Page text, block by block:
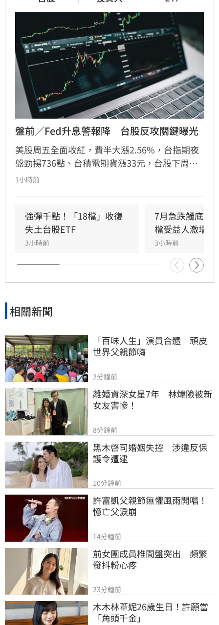
盤前／Fed升息警報降　台股反攻關鍵曝光
美股周五全面收紅，費半大漲2.56%，台指期夜
盤勁揚736點、台積電期貨漲33元，台股下周一
（10日）反攻氣勢升溫。美股4大指數全面收
幅0.62%，收7,757.64點，再創歷史新高；那斯
達克指數勁揚351.21點、漲幅1.33%，收
26,690.62點；費城半導體指數表現最強，大漲
308.1點、漲幅2.56%，收12,356.79點，科技及
半導體股重新成為多頭主力。
1小時前
強彈千點！「18檔」收復
失土台股ETF
3小時前
7月急跌觸底　
檔受益人激增！
3小時前
相關新聞
「百味人生」演員合體　頑皮
世界父親節嗨
2分鐘前
離婚資深女星7年　林煒險被新
女友害慘！
8分鐘前
黑木啓司婚姻失控　涉違反保
護令遭逮
10分鐘前
許富凱父親節無懼風雨開唱！
憶亡父淚崩
14分鐘前
前女團成員椎間盤突出　頻繁
發抖粉心疼
23分鐘前
木木林葦妮26歲生日！許願當
「角頭千金」